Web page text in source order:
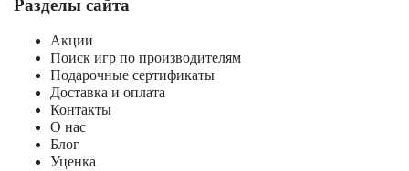
Разделы сайта
Акции
Поиск игр по производителям
Подарочные сертификаты
Доставка и оплата
Контакты
О нас
Блог
Уценка